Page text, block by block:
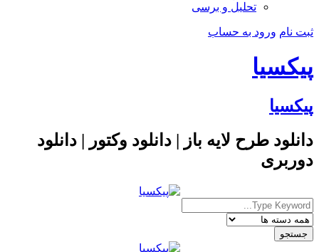
تحلیل و برسی
ثبت نام ورود به حساب
پیکسیا
پیکسیا
دانلود طرح لایه باز | دانلود وکتور | دانلود
دوربری